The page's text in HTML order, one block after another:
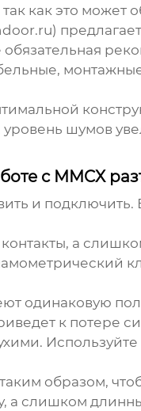
как это
уровень шумов
с MMCX
и
а
одинаковую
к потере
образом,
а слишком